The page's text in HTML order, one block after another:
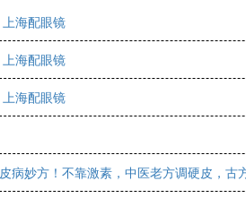
海配眼镜
海配眼镜
海配眼镜
病妙方！不靠激素，中医老方调硬皮，古